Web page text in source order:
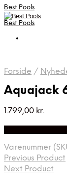
Best Pools
Best Pools
Forside /
Aquajack
1.799,00 kr.
Varenummer
Previous Product
Next Product